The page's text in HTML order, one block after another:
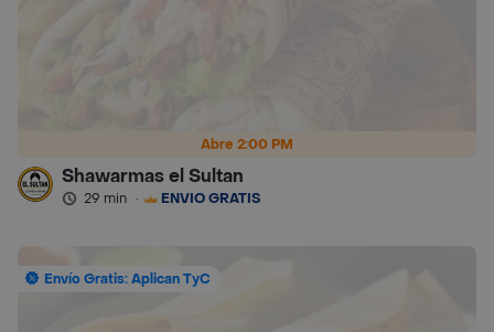
Abre 2:00 PM
Shawarmas el Sultan
29 min · ENVÍO GRATIS
Envío Gratis: Aplican TyC